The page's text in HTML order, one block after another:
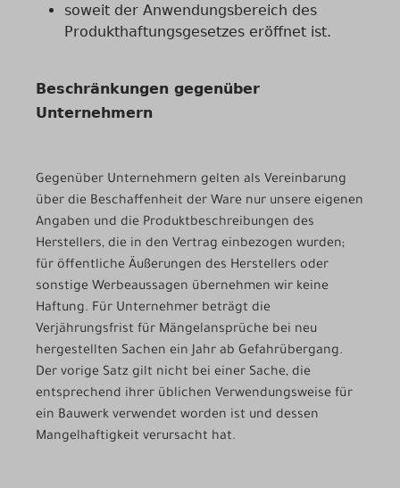
soweit der Anwendungsbereich des
Produkthaftungsgesetzes eröffnet ist.
Beschränkungen gegenüber
Unternehmern
Gegenüber Unternehmern gelten als Vereinbarung
über die Beschaffenheit der Ware nur unsere eigenen
Angaben und die Produktbeschreibungen des
Herstellers, die in den Vertrag einbezogen wurden;
für öffentliche Äußerungen des Herstellers oder
sonstige Werbeaussagen übernehmen wir keine
Haftung. Für Unternehmer beträgt die
Verjährungsfrist für Mängelansprüche bei neu
hergestellten Sachen ein Jahr ab Gefahrübergang.
Der vorige Satz gilt nicht bei einer Sache, die
entsprechend ihrer üblichen Verwendungsweise für
ein Bauwerk verwendet worden ist und dessen
Mangelhaftigkeit verursacht hat.